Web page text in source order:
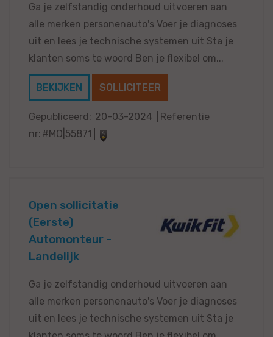
Ga je zelfstandig onderhoud uitvoeren aan
alle merken personenauto's Voer je diagnoses
uit en lees je technische systemen uit Sta je
klanten soms te woord Ben je flexibel om...
BEKIJKEN SOLLICITEER
Gepubliceerd: 20-03-2024
Referentie
nr: #MO|55871
Open sollicitatie
(Eerste)
Automonteur -
Landelijk
Ga je zelfstandig onderhoud uitvoeren aan
alle merken personenauto's Voer je diagnoses
uit en lees je technische systemen uit Sta je